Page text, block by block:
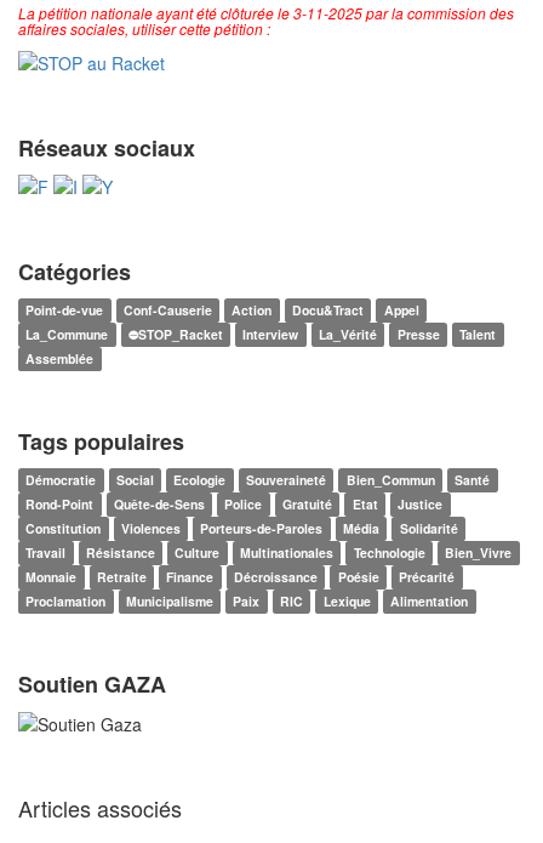
La pétition nationale ayant été clôturée le 3-11-2025 par la commission des
affaires sociales, utiliser cette pétition :
Réseaux sociaux
Catégories
Point-de-vue Conf-Causerie Action Docu&Tract
Appel
La_Commune
⛔STOP_Racket Interview La_Vérité Presse
Talent
Assemblée
Tags populaires
Démocratie Social Ecologie Souveraineté Bien_Commun
Santé
Rond-Point
Quête-de-Sens Police Gratuité Etat
Justice
Constitution
Violences Porteurs-de-Paroles Média
Solidarité
Travail
Résistance Culture Multinationales Technologie
Bien_Vivre
Monnaie
Retraite Finance Décroissance Poésie
Précarité
Proclamation
Municipalisme Paix RIC Lexique Alimentation
Soutien GAZA
Articles associés